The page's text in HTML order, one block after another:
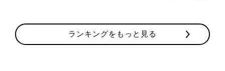
ランキングをもっと見る